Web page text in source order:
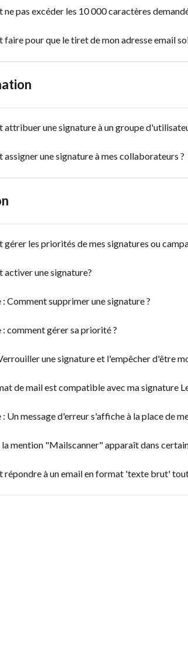
ne pas excéder les 10 000 caractères
faire pour que le tiret de mon adresse email
attribuer une signature à un groupe
assigner une signature à mes collaborateurs ?
gérer les priorités de mes signatures ou
activer une signature?
: Comment supprimer une signature ?
: comment gérer sa priorité ?
une signature et l'empêcher d'être
de mail est compatible avec ma signature
: Un message d'erreur s'affiche à la place de
mention "Mailscanner" apparaît dans
répondre à un email en format 'texte brut'